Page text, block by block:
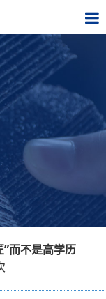
而不是高学历